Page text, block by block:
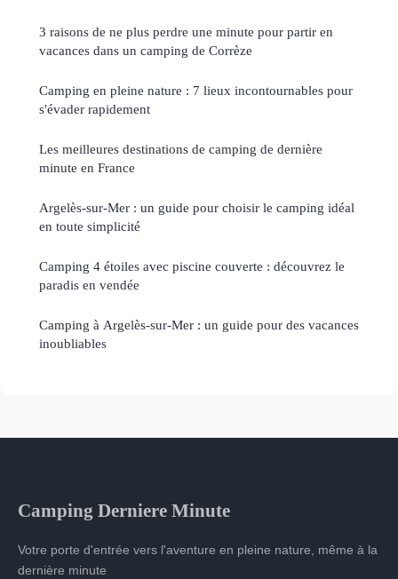
3 raisons de ne plus perdre une minute pour partir en
vacances dans un camping de Corrèze
Camping en pleine nature : 7 lieux incontournables pour
s'évader rapidement
Les meilleures destinations de camping de dernière
minute en France
Argelès-sur-Mer : un guide pour choisir le camping idéal
en toute simplicité
Camping 4 étoiles avec piscine couverte : découvrez le
paradis en vendée
Camping à Argelès-sur-Mer : un guide pour des vacances
inoubliables
Camping Derniere Minute
Votre porte d'entrée vers l'aventure en pleine nature, même à la
dernière minute